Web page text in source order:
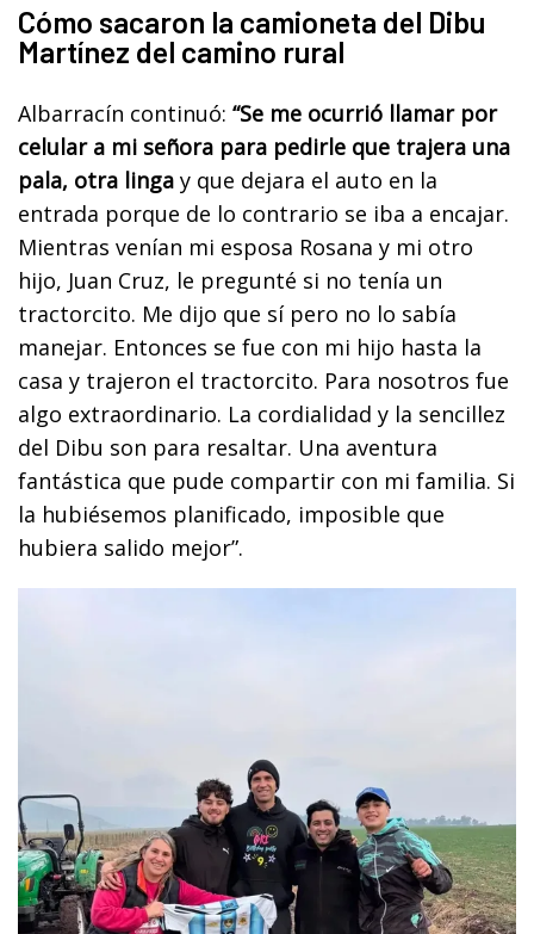
Cómo sacaron la camioneta del Dibu
Martínez del camino rural
Albarracín continuó: “Se me ocurrió llamar por
celular a mi señora para pedirle que trajera una
pala, otra linga y que dejara el auto en la
entrada porque de lo contrario se iba a encajar.
Mientras venían mi esposa Rosana y mi otro
hijo, Juan Cruz, le pregunté si no tenía un
tractorcito. Me dijo que sí pero no lo sabía
manejar. Entonces se fue con mi hijo hasta la
casa y trajeron el tractorcito. Para nosotros fue
algo extraordinario. La cordialidad y la sencillez
del Dibu son para resaltar. Una aventura
fantástica que pude compartir con mi familia. Si
la hubiésemos planificado, imposible que
hubiera salido mejor”.